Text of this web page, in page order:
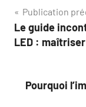
de
Publication
Le guide
LED :
Pourquoi